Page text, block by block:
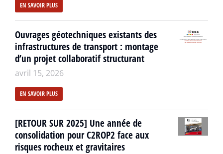
EN SAVOIR PLUS
Ouvrages géotechniques existants des
infrastructures de transport : montage
d’un projet collaboratif structurant
avril 15, 2026
EN SAVOIR PLUS
[RETOUR SUR 2025] Une année de
consolidation pour C2ROP2 face aux
risques rocheux et gravitaires